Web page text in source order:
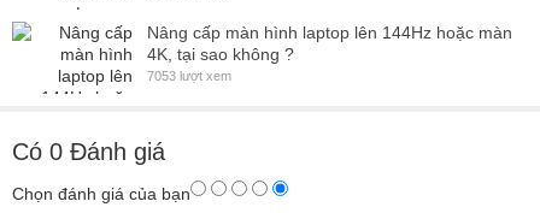
Nâng cấp màn hình laptop lên 144Hz hoặc màn
4K, tại sao không ?
7053 lượt xem
Có 0 Đánh giá
Chọn đánh giá của bạn